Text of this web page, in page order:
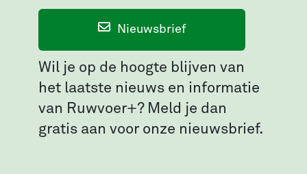
Nieuwsbrief
Wil je op de hoogte blijven van
het laatste nieuws en informatie
van Ruwvoer+? Meld je dan
gratis aan voor onze nieuwsbrief.